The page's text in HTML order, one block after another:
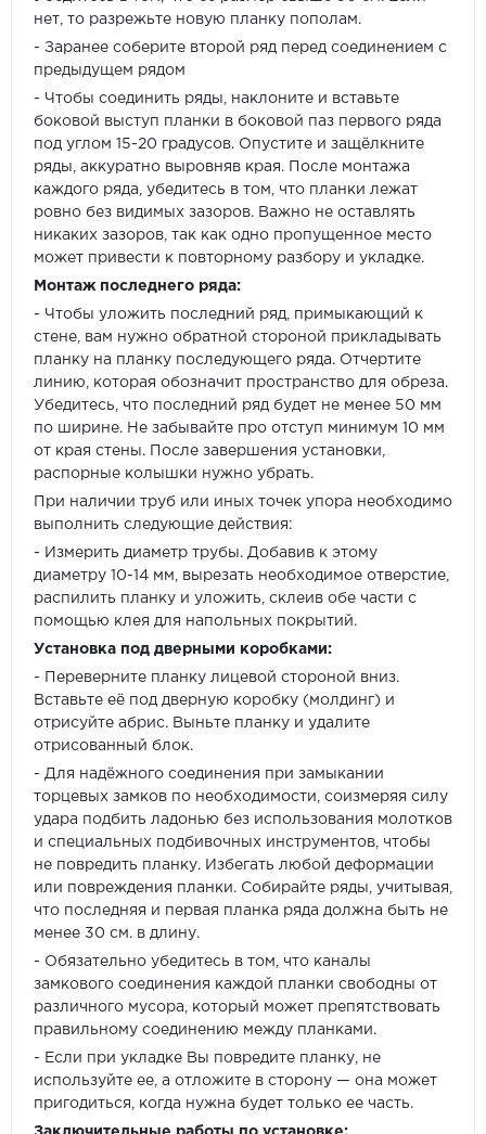
нет, то разрежьте новую планку пополам.
- Заранее соберите второй ряд перед соединением с
предыдущем рядом
- Чтобы соединить ряды, наклоните и вставьте
боковой выступ планки в боковой паз первого ряда
под углом 15-20 градусов. Опустите и защёлкните
ряды, аккуратно выровняв края. После монтажа
каждого ряда, убедитесь в том, что планки лежат
ровно без видимых зазоров. Важно не оставлять
никаких зазоров, так как одно пропущенное место
может привести к повторному разбору и укладке.
Монтаж последнего ряда:
- Чтобы уложить последний ряд, примыкающий к
стене, вам нужно обратной стороной прикладывать
планку на планку последующего ряда. Отчертите
линию, которая обозначит пространство для обреза.
Убедитесь, что последний ряд будет не менее 50 мм
по ширине. Не забывайте про отступ минимум 10 мм
от края стены. После завершения установки,
распорные колышки нужно убрать.
При наличии труб или иных точек упора необходимо
выполнить следующие действия:
- Измерить диаметр трубы. Добавив к этому
диаметру 10-14 мм, вырезать необходимое отверстие,
распилить планку и уложить, склеив обе части с
помощью клея для напольных покрытий.
Установка под дверными коробками:
- Переверните планку лицевой стороной вниз.
Вставьте её под дверную коробку (молдинг) и
отрисуйте абрис. Выньте планку и удалите
отрисованный блок.
- Для надёжного соединения при замыкании
торцевых замков по необходимости, соизмеряя силу
удара подбить ладонью без использования молотков
и специальных подбивочных инструментов, чтобы
не повредить планку. Избегать любой деформации
или повреждения планки. Собирайте ряды, учитывая,
что последняя и первая планка ряда должна быть не
менее 30 см. в длину.
- Обязательно убедитесь в том, что каналы
замкового соединения каждой планки свободны от
различного мусора, который может препятствовать
правильному соединению между планками.
- Если при укладке Вы повредите планку, не
используйте ее, а отложите в сторону — она может
пригодиться, когда нужна будет только ее часть.